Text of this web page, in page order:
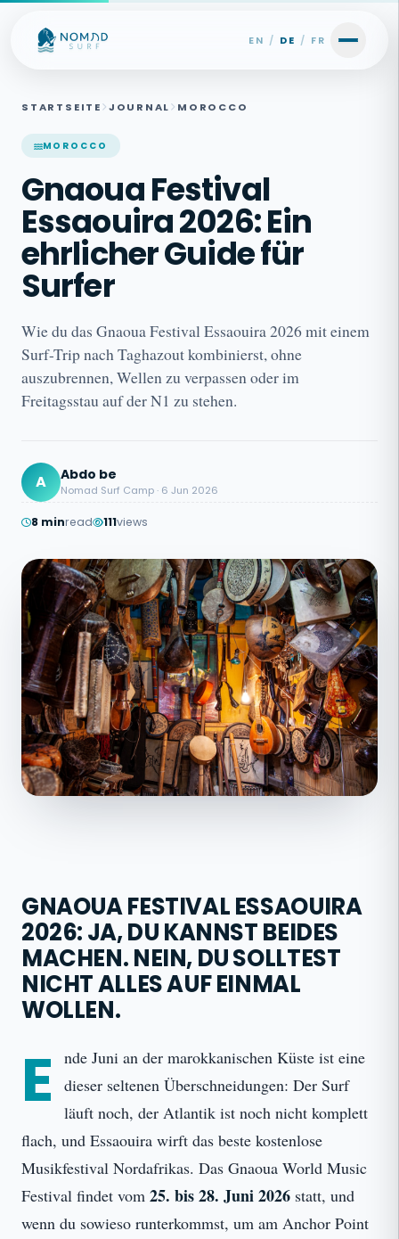
Skip to content
EN / DE / FR
STARTSEITE JOURNAL MOROCCO
MOROCCO
Gnaoua Festival
Essaouira 2026: Ein
ehrlicher Guide für
Surfer
Wie du das Gnaoua Festival Essaouira 2026 mit einem
Surf-Trip nach Taghazout kombinierst, ohne
auszubrennen, Wellen zu verpassen oder im
Freitagsstau auf der N1 zu stehen.
A Abdo be
Nomad Surf Camp · 6 Jun 2026
8 minread 111views
GNAOUA FESTIVAL ESSAOUIRA
2026: JA, DU KANNST BEIDES
MACHEN. NEIN, DU SOLLTEST
NICHT ALLES AUF EINMAL
WOLLEN.
E
nde Juni an der marokkanischen Küste ist eine
dieser seltenen Überschneidungen: Der Surf
läuft noch, der Atlantik ist noch nicht komplett
flach, und Essaouira wirft das beste kostenlose
Musikfestival Nordafrikas. Das Gnaoua World Music
Festival findet vom 25. bis 28. Juni 2026 statt, und
wenn du sowieso runterkommst, um am Anchor Point